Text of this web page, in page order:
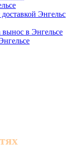
Энгельс
в Энгельсе